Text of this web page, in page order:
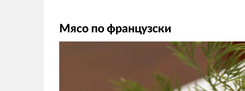
Мясо по французски